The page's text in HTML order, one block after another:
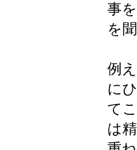
事
を
例
に
て
は